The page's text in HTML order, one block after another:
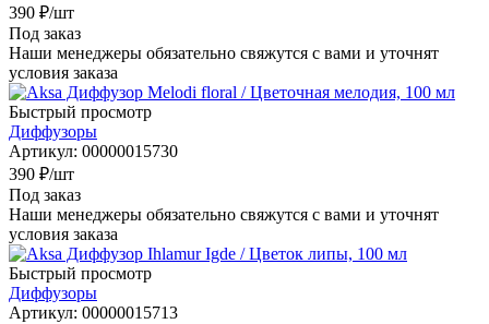
390 ₽/шт
Под заказ
Наши менеджеры обязательно свяжутся с вами и уточнят
условия заказа
Быстрый просмотр
Диффузоры
Артикул: 00000015730
390 ₽/шт
Под заказ
Наши менеджеры обязательно свяжутся с вами и уточнят
условия заказа
Быстрый просмотр
Диффузоры
Артикул: 00000015713